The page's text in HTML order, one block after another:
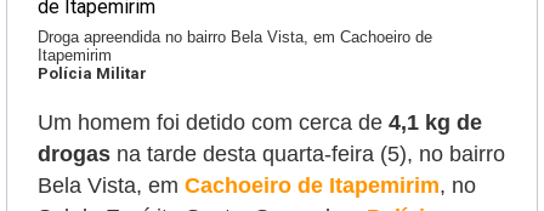
Droga apreendida no bairro Bela Vista, em Cachoeiro de
Itapemirim
Polícia Militar
Um homem foi detido com cerca de 4,1 kg de
drogas na tarde desta quarta-feira (5), no bairro
Bela Vista, em Cachoeiro de Itapemirim, no